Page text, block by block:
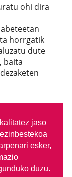
ohi dira
horrgatik
dute
baita
jaso
esker,
duzu.